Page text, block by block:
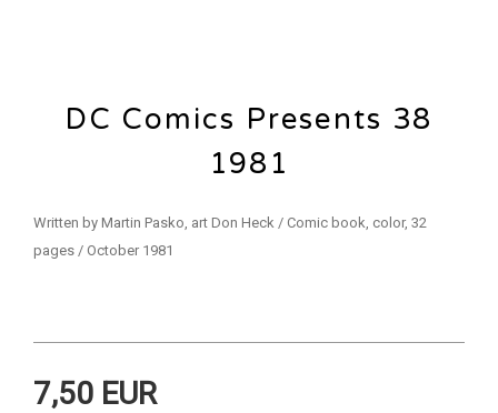
DC Comics Presents 38
1981
Written by Martin Pasko, art Don Heck / Comic book, color, 32
pages / October 1981
7,50 EUR